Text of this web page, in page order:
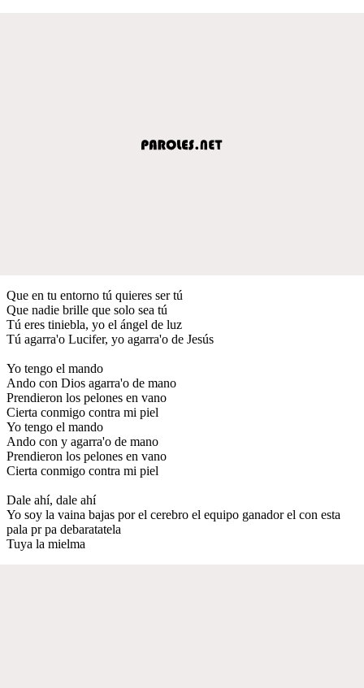
Que en tu entorno tú quieres ser tú
Que nadie brille que solo sea tú
Tú eres tiniebla, yo el ángel de luz
Tú agarra'o Lucifer, yo agarra'o de Jesús
Yo tengo el mando
Ando con Dios agarra'o de mano
Prendieron los pelones en vano
Cierta conmigo contra mi piel
Yo tengo el mando
Ando con y agarra'o de mano
Prendieron los pelones en vano
Cierta conmigo contra mi piel
Dale ahí, dale ahí
Yo soy la vaina bajas por el cerebro el equipo ganador el con esta
pala pr pa debaratatela
Tuya la mielma